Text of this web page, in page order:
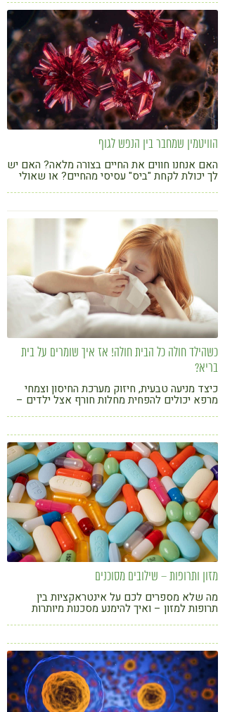
הוויטמין שמחבר בין הנפש לגוף
האם אנחנו חווים את החיים בצורה מלאה? האם יש
לך יכולת לקחת "ביס" עסיסי מהחיים? או שאולי
כשהילד חולה כל הבית חולה! אז איך שומרים על בית
בריא?
כיצד מניעה טבעית, חיזוק מערכת החיסון וצמחי
מרפא יכולים להפחית מחלות חורף אצל ילדים –
מזון ותרופות – שילובים מסוכנים
מה שלא מספרים לכם על אינטראקציות בין
תרופות למזון – ואיך להימנע מסכנות מיותרות